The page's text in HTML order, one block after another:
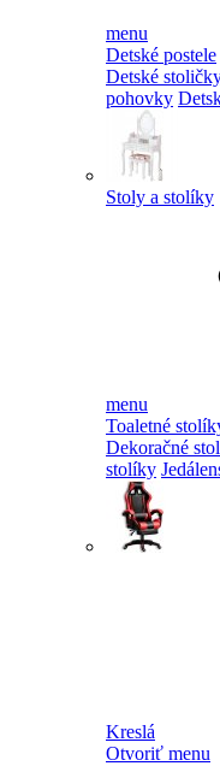
menu
Detské postele
Detské
pohovky
Stoly a stolíky
menu
Toaletné
Dekoračné
stolíky
Kreslá
Otvoriť menu